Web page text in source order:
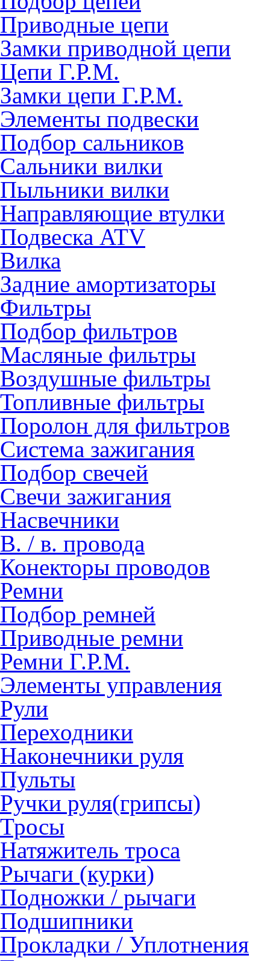
Приводные цепи
Замки приводной цепи
Цепи Г.Р.М.
Замки цепи Г.Р.М.
Элементы подвески
Подбор сальников
Сальники вилки
Пыльники вилки
Направляющие втулки
Подвеска ATV
Вилка
Задние амортизаторы
Фильтры
Подбор фильтров
Масляные фильтры
Воздушные фильтры
Топливные фильтры
Поролон для фильтров
Система зажигания
Подбор свечей
Свечи зажигания
Насвечники
В. / в. провода
Конекторы проводов
Ремни
Подбор ремней
Приводные ремни
Ремни Г.Р.М.
Элементы управления
Рули
Переходники
Наконечники руля
Пульты
Ручки руля(грипсы)
Тросы
Натяжитель троса
Рычаги (курки)
Подножки / рычаги
Подшипники
Прокладки / Уплотнения